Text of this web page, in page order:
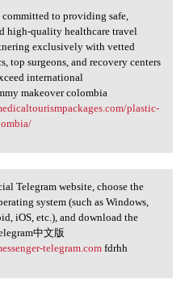
committed to
committed to providing safe,
high-quality healthcare travel
exclusively with vetted
top surgeons, and recovery centers
international
makeover colombia
plastic-
Telegram
Telegram website, choose the
system (such as Windows,
iOS, etc.), and download the
中文版
telegram.comfdrhh